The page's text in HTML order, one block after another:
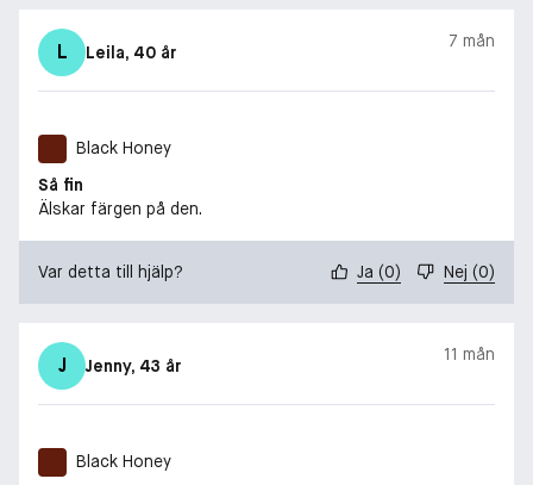
L Leila, 40 år
7 mån
Black Honey
Så fin
Älskar färgen på den.
Var detta till hjälp? Ja (0) Nej (0)
J Jenny, 43 år
11 mån
Black Honey